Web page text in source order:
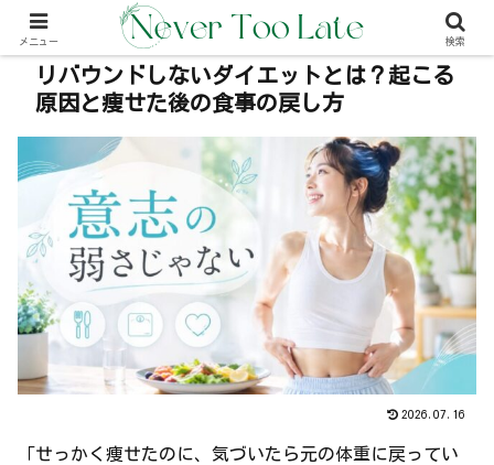
本事内には広告が含む場合があります（PR）
リバウンドしないダイエットとは？起こる
原因と痩せた後の食事の戻し方
2026.07.16
「せっかく痩せたのに、気づいたら元の体重に戻ってい
メニュー 検索